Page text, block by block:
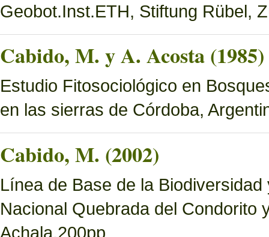
Geobot.Inst.ETH, Stiftung Rübel,
Cabido, M. y A. Acosta (1985)
Estudio Fitosociológico en
en las sierras de Córdoba,
Cabido, M. (2002)
Línea de Base de la
Nacional Quebrada del Condorito
Achala.200pp